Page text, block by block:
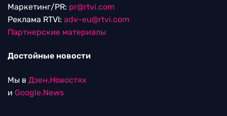
Маркетинг/PR: pr@rtvi.com
Реклама RTVI: adv-eu@rtvi.com
Партнерские материалы
Достойные новости
Мы в Дзен.Новостях
и Google.News